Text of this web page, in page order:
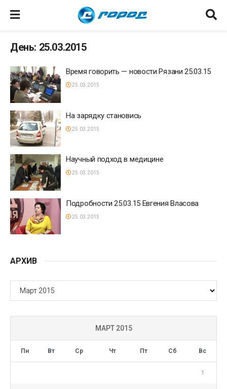
День: 25.03.2015
Время говорить — новости Рязани 25.03.15
25.03.2015
На зарядку становись
25.03.2015
Научный подход в медицине
25.03.2015
Подробности 25.03.15 Евгения Власова
25.03.2015
АРХИВ
АРХИВ
МАРТ 2015
Пн Вт Ср Чт Пт Сб Вс
1